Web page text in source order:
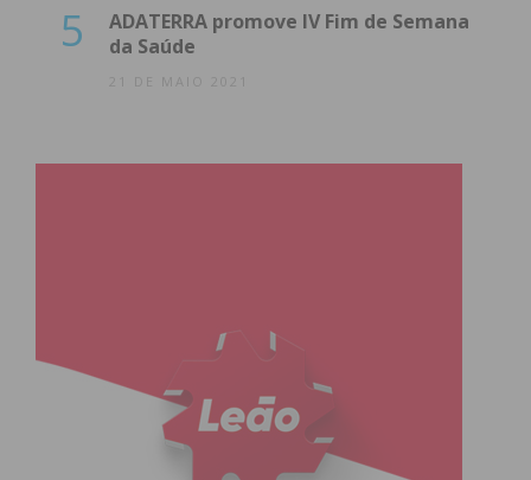
5
ADATERRA promove IV Fim de Semana
da Saúde
21 DE MAIO 2021